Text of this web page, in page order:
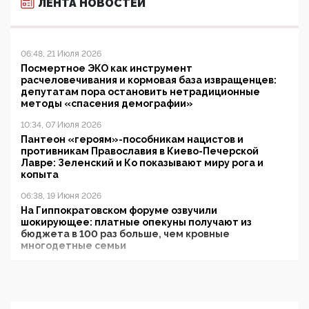
ЛЕНТА НОВОСТЕЙ
06:48, 21 Июля 2026
Посмертное ЭКО как инструмент
расчеловечивания и кормовая база извращенцев:
депутатам пора остановить нетрадиционные
методы «спасения демографии»
10:34, 07 Июля 2026
Пантеон «героям»-пособникам нацистов и
противникам Православия в Киево-Печерской
Лавре: Зеленский и Ко показывают миру рога и
копыта
06:38, 19 Июня 2026
На Гиппократовском форуме озвучили
шокирующее: платные опекуны получают из
бюджета в 100 раз больше, чем кровные
многодетные семьи